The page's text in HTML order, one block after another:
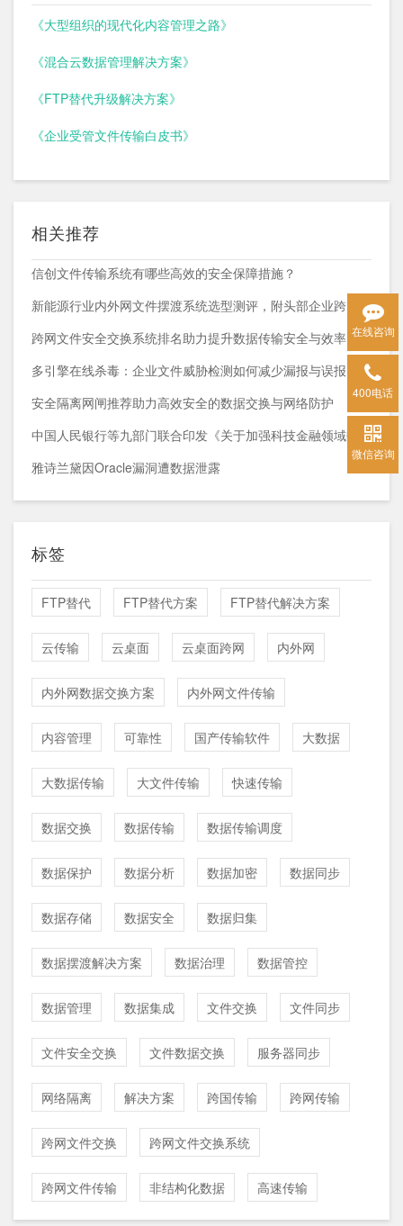
《大型组织的现代化内容管理之路》
《混合云数据管理解决方案》
《FTP替代升级解决方案》
《企业受管文件传输白皮书》
相关推荐
信创文件传输系统有哪些高效的安全保障措施？
新能源行业内外网文件摆渡系统选型测评，附头部企业跨网部署案例
跨网文件安全交换系统排名助力提升数据传输安全与效率
多引擎在线杀毒：企业文件威胁检测如何减少漏报与误报？
安全隔离网闸推荐助力高效安全的数据交换与网络防护
中国人民银行等九部门联合印发《关于加强科技金融领域数据开发利用的通知》
雅诗兰黛因Oracle漏洞遭数据泄露
标签
FTP替代 FTP替代方案 FTP替代解决方案
云传输 云桌面 云桌面跨网 内外网
内外网数据交换方案 内外网文件传输
内容管理 可靠性 国产传输软件 大数据
大数据传输 大文件传输 快速传输
数据交换 数据传输 数据传输调度
数据保护 数据分析 数据加密 数据同步
数据存储 数据安全 数据归集
数据摆渡解决方案 数据治理 数据管控
数据管理 数据集成 文件交换 文件同步
文件安全交换 文件数据交换 服务器同步
网络隔离 解决方案 跨国传输 跨网传输
跨网文件交换 跨网文件交换系统
跨网文件传输 非结构化数据 高速传输
在线咨询
400电话
微信咨询